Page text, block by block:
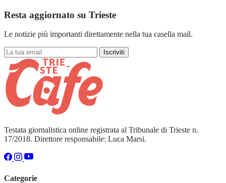
Resta aggiornato su Trieste
Le notizie più importanti direttamente nella tua casella mail.
Iscriviti
Testata giornalistica online registrata al Tribunale di Trieste n.
17/2018. Direttore responsabile: Luca Marsi.
Categorie